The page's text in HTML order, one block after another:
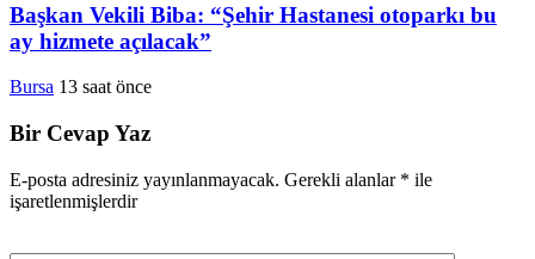
Başkan Vekili Biba: “Şehir Hastanesi otoparkı bu
ay hizmete açılacak”
Bursa 13 saat önce
Bir Cevap Yaz
E-posta adresiniz yayınlanmayacak. Gerekli alanlar * ile
işaretlenmişlerdir